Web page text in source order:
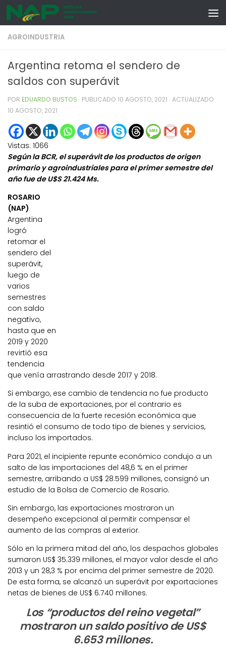
Skip to content
AGROINDUSTRIA
Argentina retoma el sendero de
saldos con superávit
POR EDUARDO BUSTOS · PUBLICADO 10 AGOSTO, 2021 · ACTUALIZADO
10 AGOSTO, 2021
Vistas: 1066
Según la BCR, el superávit de los productos de origen
primario y agroindustriales para el primer semestre del
año fue de U$S 21.424 Ms.
ROSARIO
(NAP)
Argentina
logró
retomar el
sendero del
superávit,
luego de
varios
semestres
con saldo
negativo,
hasta que en
2019 y 2020
revirtió esa
tendencia
que venía arrastrando desde 2017 y 2018.
Si embargo, ese cambio de tendencia no fue producto
de la suba de exportaciones, por el contrario es
consecuencia de la fuerte recesión económica que
resintió el consumo de todo tipo de bienes y servicios,
incluso los importados.
Para 2021, el incipiente repunte económico condujo a un
salto de las importaciones del 48,6 % en el primer
semestre, arribando a US$ 28.599 millones, consignó un
estudio de la Bolsa de Comercio de Rosario.
Sin embargo, las exportaciones mostraron un
desempeño excepcional al permitir compensar el
aumento de las compras al exterior.
Sólo en la primera mitad del año, los despachos globales
sumaron US$ 35.339 millones, el mayor valor desde el año
2013 y un 28,3 % por encima del primer semestre de 2020.
De esta forma, se alcanzó un superávit por exportaciones
netas de bienes de US$ 6.740 millones.
Los “productos del reino vegetal”
mostraron un saldo positivo de US$
6.653 millones.